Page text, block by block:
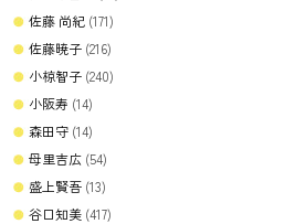
佐藤 尚紀 (171)
佐藤暁子 (216)
小椋智子 (240)
小阪寿 (14)
森田守 (14)
母里吉広 (54)
盛上賢吾 (13)
谷口知美 (417)